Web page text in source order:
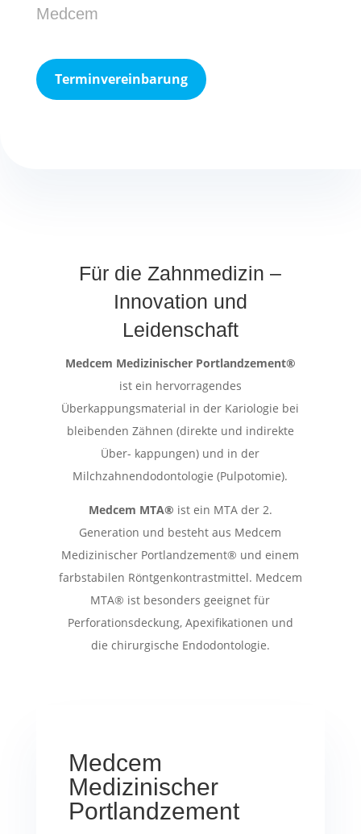
Medcem
Terminvereinbarung
Für die Zahnmedizin –
Innovation und
Leidenschaft
Medcem Medizinischer Portlandzement®
ist ein hervorragendes
Überkappungsmaterial in der Kariologie bei
bleibenden Zähnen (direkte und indirekte
Über- kappungen) und in der
Milchzahnendodontologie (Pulpotomie).
Medcem MTA® ist ein MTA der 2.
Generation und besteht aus Medcem
Medizinischer Portlandzement® und einem
farbstabilen Röntgenkontrastmittel. Medcem
MTA® ist besonders geeignet für
Perforationsdeckung, Apexifikationen und
die chirurgische Endodontologie.
Medcem
Medizinischer
Portlandzement